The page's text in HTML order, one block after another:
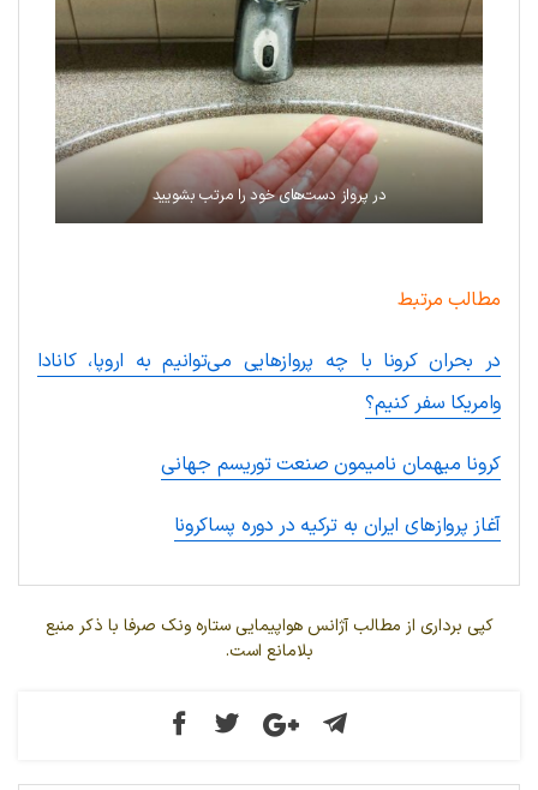
در پرواز دست‌های خود را مرتب بشویید
مطالب مرتبط
در بحران کرونا با چه پروازهایی می‌توانیم به اروپا، کانادا
وامریکا سفر کنیم؟
کرونا میهمان نامیمون صنعت توریسم جهانی
آغاز پروازهای ایران به ترکیه در دوره پساکرونا
کپی برداری از مطالب آژانس هواپیمایی ستاره ونک صرفا با ذکر منبع
بلامانع است.